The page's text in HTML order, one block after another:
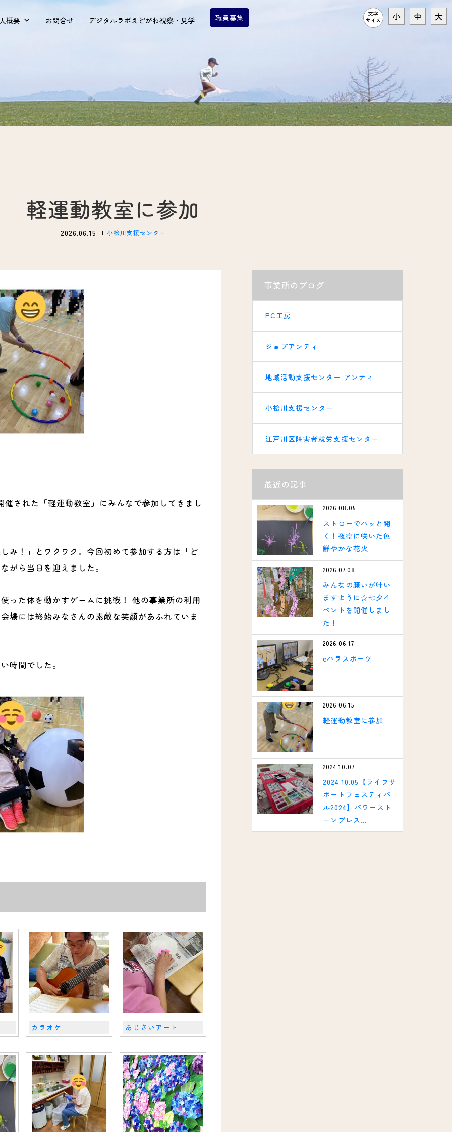
概要 お問合せ デジタルラボえどがわ視察・見学 職員募集
文字
サイズ
小 中 大
軽運動教室に参加
2026.06.15 小松川支援センター
された「軽運動教室」にみんなで参加してきまし
み！」とワクワク。今回初めて参加する方は「ど
がら当日を迎えました。
った体を動かすゲームに挑戦！ 他の事業所の利用
場には終始みなさんの素敵な笑顔があふれていま
時間でした。
カラオケ あじさいアート
事業所のブログ
PC工房
ジョブアンティ
地域活動支援センター アンティ
小松川支援センター
江戸川区障害者就労支援センター
最近の記事
2026.08.05
ストローでパッと開
く！夜空に咲いた色
鮮やかな花火
2026.07.08
みんなの願いが叶い
ますように☆七夕イ
ベントを開催しまし
た！
2026.06.17
eパラスポーツ
2026.06.15
軽運動教室に参加
2024.10.07
2024.10.05【ライフサ
ポートフェスティバ
ル2024】パワースト
ーンブレス...